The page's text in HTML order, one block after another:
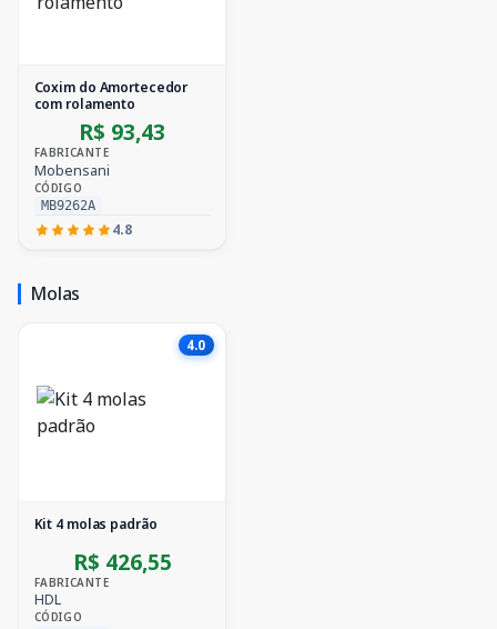
Coxim do Amortecedor
com rolamento
R$ 93,43
FABRICANTE
Mobensani
CÓDIGO
MB9262A
4.8
Molas
4.0
Kit 4 molas padrão
R$ 426,55
FABRICANTE
HDL
CÓDIGO